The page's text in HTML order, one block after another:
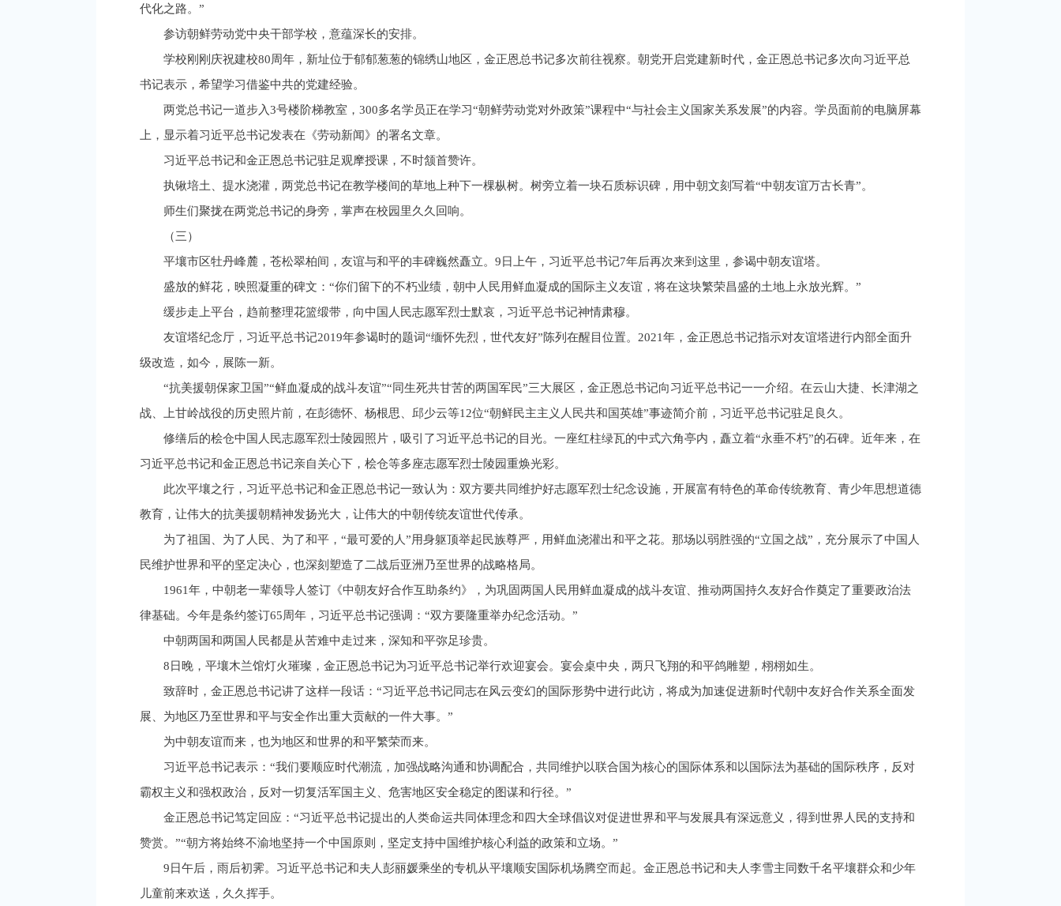
代化之路。”
参访朝鲜劳动党中央干部学校，意蕴深长的安排。
学校刚刚庆祝建校80周年，新址位于郁郁葱葱的锦绣山地区，金正恩总书记多次前往视察。朝党开启党建新时代，金正恩总书记多次向习近平总
书记表示，希望学习借鉴中共的党建经验。
两党总书记一道步入3号楼阶梯教室，300多名学员正在学习“朝鲜劳动党对外政策”课程中“与社会主义国家关系发展”的内容。学员面前的电脑屏幕
上，显示着习近平总书记发表在《劳动新闻》的署名文章。
习近平总书记和金正恩总书记驻足观摩授课，不时颔首赞许。
执锹培土、提水浇灌，两党总书记在教学楼间的草地上种下一棵枞树。树旁立着一块石质标识碑，用中朝文刻写着“中朝友谊万古长青”。
师生们聚拢在两党总书记的身旁，掌声在校园里久久回响。
（三）
平壤市区牡丹峰麓，苍松翠柏间，友谊与和平的丰碑巍然矗立。9日上午，习近平总书记7年后再次来到这里，参谒中朝友谊塔。
盛放的鲜花，映照凝重的碑文：“你们留下的不朽业绩，朝中人民用鲜血凝成的国际主义友谊，将在这块繁荣昌盛的土地上永放光辉。”
缓步走上平台，趋前整理花篮缎带，向中国人民志愿军烈士默哀，习近平总书记神情肃穆。
友谊塔纪念厅，习近平总书记2019年参谒时的题词“缅怀先烈，世代友好”陈列在醒目位置。2021年，金正恩总书记指示对友谊塔进行内部全面升
级改造，如今，展陈一新。
“抗美援朝保家卫国”“鲜血凝成的战斗友谊”“同生死共甘苦的两国军民”三大展区，金正恩总书记向习近平总书记一一介绍。在云山大捷、长津湖之
战、上甘岭战役的历史照片前，在彭德怀、杨根思、邱少云等12位“朝鲜民主主义人民共和国英雄”事迹简介前，习近平总书记驻足良久。
修缮后的桧仓中国人民志愿军烈士陵园照片，吸引了习近平总书记的目光。一座红柱绿瓦的中式六角亭内，矗立着“永垂不朽”的石碑。近年来，在
习近平总书记和金正恩总书记亲自关心下，桧仓等多座志愿军烈士陵园重焕光彩。
此次平壤之行，习近平总书记和金正恩总书记一致认为：双方要共同维护好志愿军烈士纪念设施，开展富有特色的革命传统教育、青少年思想道德
教育，让伟大的抗美援朝精神发扬光大，让伟大的中朝传统友谊世代传承。
为了祖国、为了人民、为了和平，“最可爱的人”用身躯顶举起民族尊严，用鲜血浇灌出和平之花。那场以弱胜强的“立国之战”，充分展示了中国人
民维护世界和平的坚定决心，也深刻塑造了二战后亚洲乃至世界的战略格局。
1961年，中朝老一辈领导人签订《中朝友好合作互助条约》，为巩固两国人民用鲜血凝成的战斗友谊、推动两国持久友好合作奠定了重要政治法
律基础。今年是条约签订65周年，习近平总书记强调：“双方要隆重举办纪念活动。”
中朝两国和两国人民都是从苦难中走过来，深知和平弥足珍贵。
8日晚，平壤木兰馆灯火璀璨，金正恩总书记为习近平总书记举行欢迎宴会。宴会桌中央，两只飞翔的和平鸽雕塑，栩栩如生。
致辞时，金正恩总书记讲了这样一段话：“习近平总书记同志在风云变幻的国际形势中进行此访，将成为加速促进新时代朝中友好合作关系全面发
展、为地区乃至世界和平与安全作出重大贡献的一件大事。”
为中朝友谊而来，也为地区和世界的和平繁荣而来。
习近平总书记表示：“我们要顺应时代潮流，加强战略沟通和协调配合，共同维护以联合国为核心的国际体系和以国际法为基础的国际秩序，反对
霸权主义和强权政治，反对一切复活军国主义、危害地区安全稳定的图谋和行径。”
金正恩总书记笃定回应：“习近平总书记提出的人类命运共同体理念和四大全球倡议对促进世界和平与发展具有深远意义，得到世界人民的支持和
赞赏。”“朝方将始终不渝地坚持一个中国原则，坚定支持中国维护核心利益的政策和立场。”
9日午后，雨后初霁。习近平总书记和夫人彭丽媛乘坐的专机从平壤顺安国际机场腾空而起。金正恩总书记和夫人李雪主同数千名平壤群众和少年
儿童前来欢送，久久挥手。